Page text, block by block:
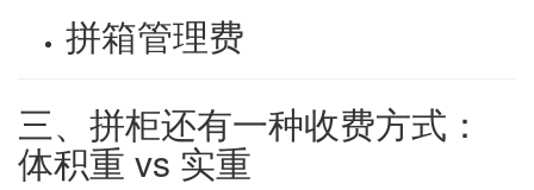
拼箱管理费
三、拼柜还有一种收费方式：
体积重 vs 实重